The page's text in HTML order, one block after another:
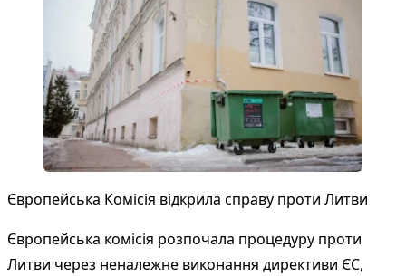
Європейська Комісія відкрила справу проти Литви
Європейська комісія розпочала процедуру проти
Литви через неналежне виконання директиви ЄС,